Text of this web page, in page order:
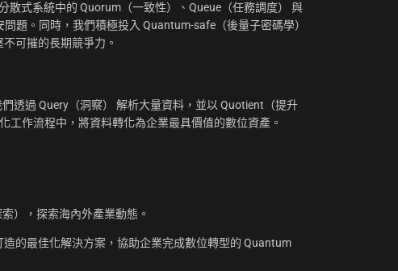
散式系統中的 Quorum（一致性）、Queue（任務調度） 與
題。同時，我們積極投入 Quantum-safe（後量子密碼學）
可摧的長期競爭力。
透過 Query（洞察） 解析大量資料，並以 Quotient（提升
工作流程中，將資料轉化為企業最具價值的數位資產。
），探索海內外產業動態。
的最佳化解決方案，協助企業完成數位轉型的 Quantum